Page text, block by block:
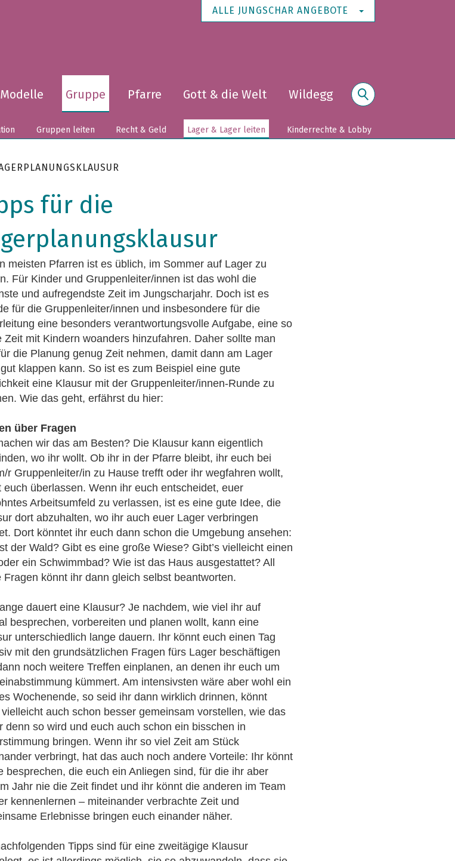
ALLE JUNGSCHAR ANGEBOTE
Modelle Gruppe Pfarre Gott & die Welt Wildegg
Gruppen leiten Recht & Geld Lager & Lager leiten Kinderrechte & Lobby
für die
meisten Pfarren ist es üblich, im Sommer auf Lager zu
Für Kinder und Gruppenleiter/innen ist das wohl die
und aufregendste Zeit im Jungscharjahr. Doch ist es
für die Gruppenleiter/innen und insbesondere für die
eine besonders verantwortungsvolle Aufgabe, eine so
Zeit mit Kindern woanders hinzufahren. Daher sollte man
die Planung genug Zeit nehmen, damit dann am Lager
klappen kann. So ist es zum Beispiel eine gute
eine Klausur mit der Gruppenleiter/innen-Runde zu
Wie das geht, erfährst du hier:
über Fragen
wir das am Besten? Die Klausur kann eigentlich
wo ihr wollt. Ob ihr in der Pfarre bleibt, ihr euch bei
r Gruppenleiter/in zu Hause trefft oder ihr wegfahren wollt,
euch überlassen. Wenn ihr euch entscheidet, euer
Arbeitsumfeld zu verlassen, ist es eine gute Idee, die
dort abzuhalten, wo ihr auch euer Lager verbringen
Dort könntet ihr euch dann schon die Umgebung ansehen:
der Wald? Gibt es eine große Wiese? Gibt’s vielleicht einen
ein Schwimmbad? Wie ist das Haus ausgestattet? All
Fragen könnt ihr dann gleich selbst beantworten.
dauert eine Klausur? Je nachdem, wie viel ihr auf
besprechen, vorbereiten und planen wollt, kann eine
unterschiedlich lange dauern. Ihr könnt euch einen Tag
mit den grundsätzlichen Fragen fürs Lager beschäftigen
noch weitere Treffen einplanen, an denen ihr euch um
kümmert. Am intensivsten wäre aber wohl ein
Wochenende, so seid ihr dann wirklich drinnen, könnt
auch schon besser gemeinsam vorstellen, wie das
denn so wird und euch auch schon ein bisschen in
bringen. Wenn ihr so viel Zeit am Stück
verbringt, hat das auch noch andere Vorteile: Ihr könnt
besprechen, die euch ein Anliegen sind, für die ihr aber
Jahr nie die Zeit findet und ihr könnt die anderen im Team
kennenlernen – miteinander verbrachte Zeit und
Erlebnisse bringen euch einander näher.
Tipps sind für eine zweitägige Klausur